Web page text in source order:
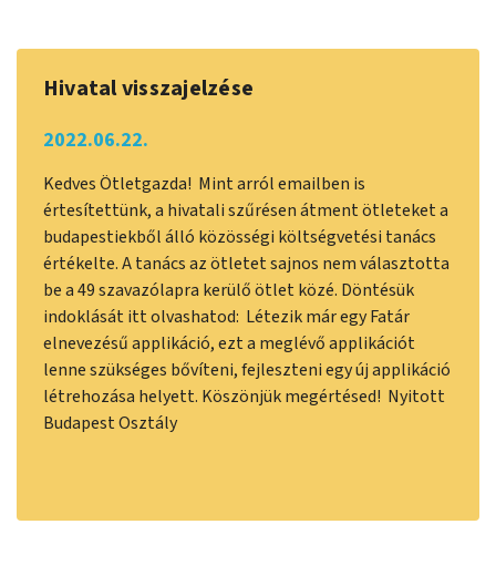
Hivatal visszajelzése
2022.06.22.
Kedves Ötletgazda! Mint arról emailben is
értesítettünk, a hivatali szűrésen átment ötleteket a
budapestiekből álló közösségi költségvetési tanács
értékelte. A tanács az ötletet sajnos nem választotta
be a 49 szavazólapra kerülő ötlet közé. Döntésük
indoklását itt olvashatod: Létezik már egy Fatár
elnevezésű applikáció, ezt a meglévő applikációt
lenne szükséges bővíteni, fejleszteni egy új applikáció
létrehozása helyett. Köszönjük megértésed! Nyitott
Budapest Osztály